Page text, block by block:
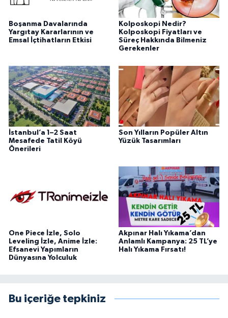
Boşanma Davalarında
Yargıtay Kararlarının ve
Emsal İçtihatların Etkisi
Kolposkopi Nedir?
Kolposkopi Fiyatları ve
Süreç Hakkında Bilmeniz
Gerekenler
İstanbul’a 1–2 Saat
Mesafede Tatil Köyü
Önerileri
Son Yılların Popüler Altın
Yüzük Tasarımları
One Piece İzle, Solo
Leveling İzle, Anime İzle:
Efsanevi Yapımların
Dünyasına Yolculuk
Akpınar Halı Yıkama’dan
Anlamlı Kampanya: 25 TL’ye
Halı Yıkama Fırsatı!
Bu içeriğe tepkiniz